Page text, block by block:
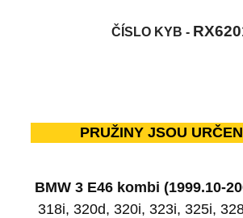
ČÍSLO KYB -
PRUŽINY JSOU
BMW 3 E46 kombi (1999.10-
318i, 320d, 320i, 323i, 325i,